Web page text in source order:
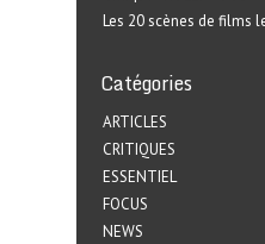
Les 20 scènes de films
Catégories
ARTICLES
CRITIQUES
ESSENTIEL
FOCUS
NEWS